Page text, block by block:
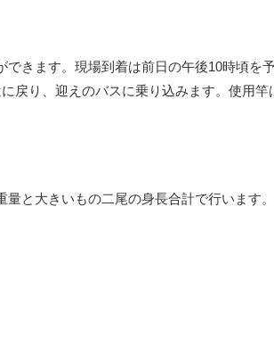
きます。現場到着は前日の午後10時頃を
戻り、迎えのバスに乗り込みます。使用
と大きいもの二尾の身長合計で行います